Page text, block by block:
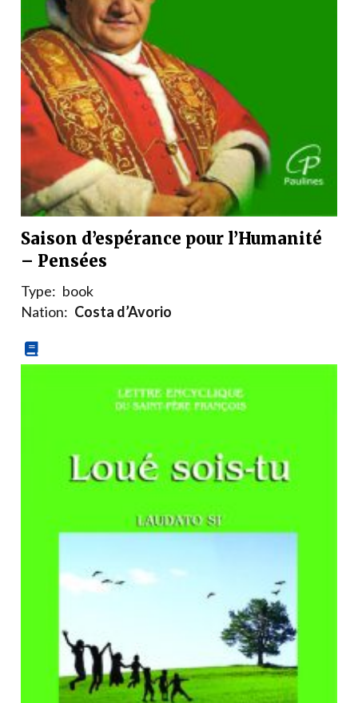
Saison d’espérance pour l’Humanité
– Pensées
Type: book
Nation: Costa d’Avorio